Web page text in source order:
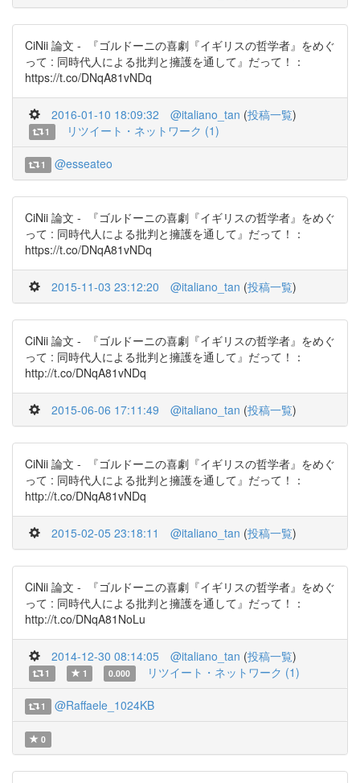
CiNii 論文 - 『ゴルドーニの喜劇『イギリスの哲学者』をめぐ
って : 同時代人による批判と擁護を通して』だって！：
https://t.co/DNqA81vNDq
2016-01-10 18:09:32 @italiano_tan (投稿一覧)
1 リツイート・ネットワーク (1)
1 @esseateo
CiNii 論文 - 『ゴルドーニの喜劇『イギリスの哲学者』をめぐ
って : 同時代人による批判と擁護を通して』だって！：
https://t.co/DNqA81vNDq
2015-11-03 23:12:20 @italiano_tan (投稿一覧)
CiNii 論文 - 『ゴルドーニの喜劇『イギリスの哲学者』をめぐ
って : 同時代人による批判と擁護を通して』だって！：
http://t.co/DNqA81vNDq
2015-06-06 17:11:49 @italiano_tan (投稿一覧)
CiNii 論文 - 『ゴルドーニの喜劇『イギリスの哲学者』をめぐ
って : 同時代人による批判と擁護を通して』だって！：
http://t.co/DNqA81vNDq
2015-02-05 23:18:11 @italiano_tan (投稿一覧)
CiNii 論文 - 『ゴルドーニの喜劇『イギリスの哲学者』をめぐ
って : 同時代人による批判と擁護を通して』だって！：
http://t.co/DNqA81NoLu
2014-12-30 08:14:05 @italiano_tan (投稿一覧)
1 1 0.000 リツイート・ネットワーク (1)
1 @Raffaele_1024KB
0